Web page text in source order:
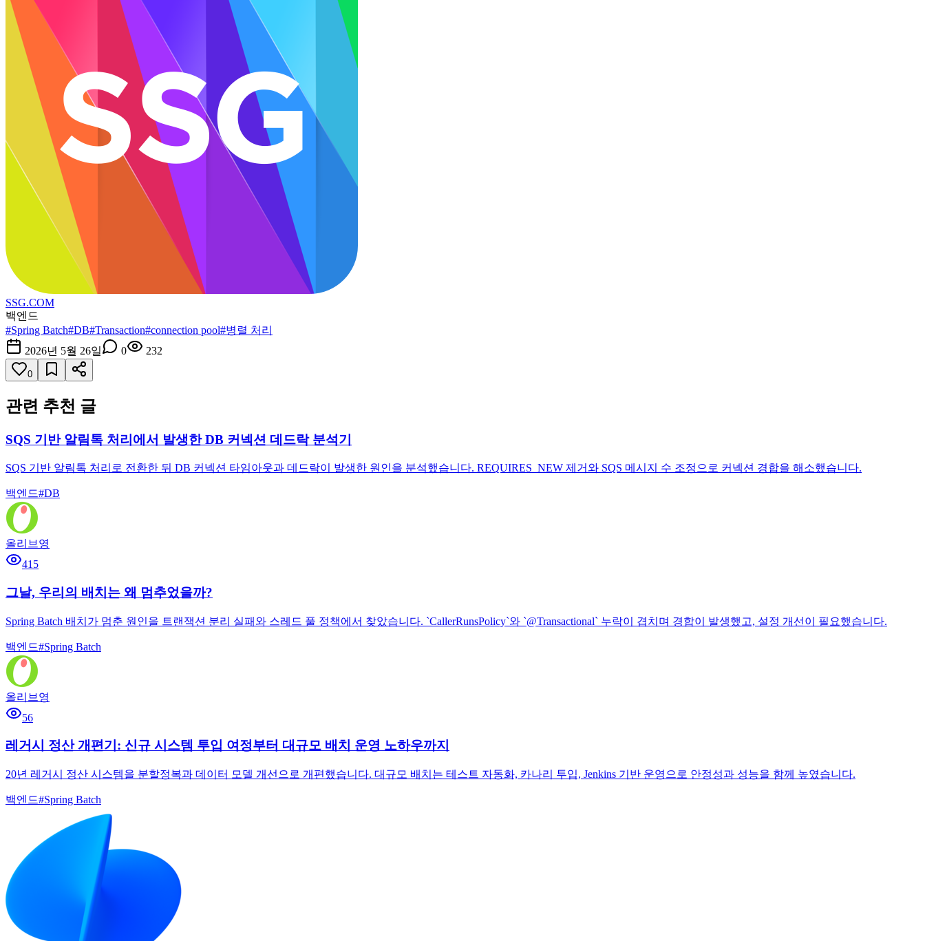
SSG.COM
백엔드
#Spring Batch#DB#Transaction#connection pool#병렬 처리
2026년 5월 26일
0 232
0
관련 추천 글
SQS 기반 알림톡 처리에서 발생한 DB 커넥션 데드락 분석기
SQS 기반 알림톡 처리로 전환한 뒤 DB 커넥션 타임아웃과 데드락이 발생한 원인을 분석했습니다. REQUIRES_NEW 제거와 SQS 메시지 수 조정으로 커넥션 경합을 해소했습니다.
백엔드#DB
올리브영
415
그날, 우리의 배치는 왜 멈추었을까?
Spring Batch 배치가 멈춘 원인을 트랜잭션 분리 실패와 스레드 풀 정책에서 찾았습니다. `CallerRunsPolicy`와 `@Transactional` 누락이 겹치며 경합이 발생했고, 설정 개선이 필요했습니다.
백엔드#Spring Batch
올리브영
56
레거시 정산 개편기: 신규 시스템 투입 여정부터 대규모 배치 운영 노하우까지
20년 레거시 정산 시스템을 분할정복과 데이터 모델 개선으로 개편했습니다. 대규모 배치는 테스트 자동화, 카나리 투입, Jenkins 기반 운영으로 안정성과 성능을 함께 높였습니다.
백엔드#Spring Batch